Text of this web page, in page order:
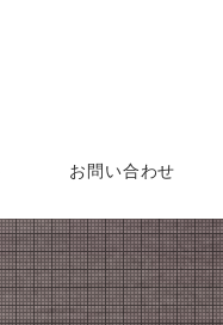
お問い合わせ